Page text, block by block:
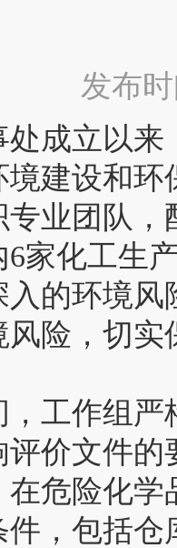
发布
成立以
建设和环
专业团队
6家化工生
入的环境
险，切
工作组
评价文件
危险化
件，包括